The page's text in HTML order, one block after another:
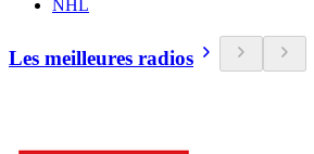
NHL
Les meilleures radios